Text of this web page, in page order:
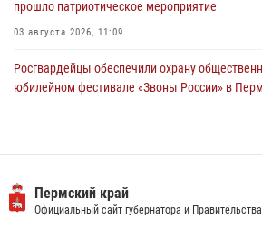
прошло патриотическое мероприятие
03 августа 2026, 11:09
Росгвардейцы обеспечили охрану
юбилейном фестивале «Звоны России» в
ветеринарно-санитарной службы с
13 июля 2026, 10:43
Пермский край
Официальный сайт губернатора и Правительства